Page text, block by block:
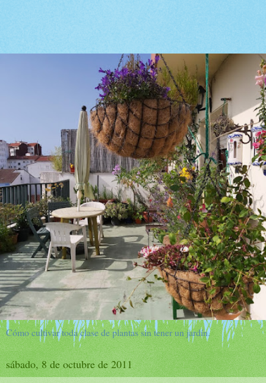
Cómo cultivar toda clase de plantas sin tener un jardín.
sábado, 8 de octubre de 2011